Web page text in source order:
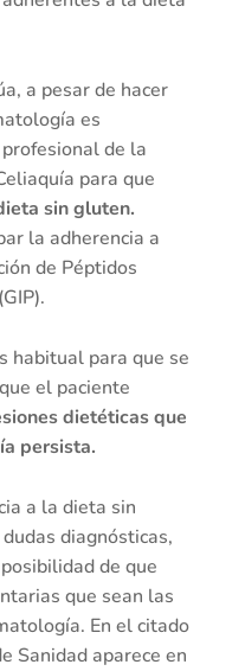
a pesar de hacer
es
de la
para que
sin gluten.
la adherencia a
de Péptidos
habitual para que se
el paciente
dietéticas que
persista.
a la dieta sin
diagnósticas,
de que
que sean las
En el citado
Sanidad aparece en